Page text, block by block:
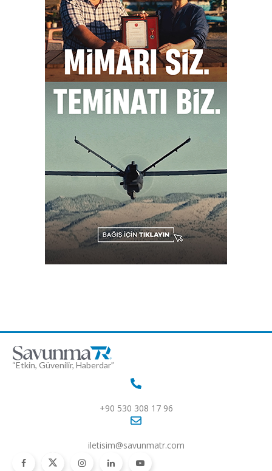
“Etkin, Güvenilir, Haberdar”
+90 530 308 17 96
iletisim@savunmatr.com